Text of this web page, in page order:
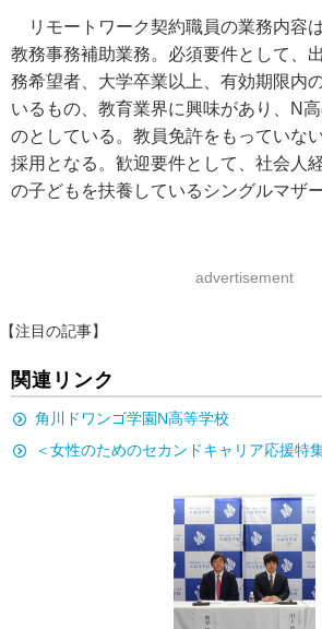
リモートワーク契約職員の業務内容
教務事務補助業務。必須要件として、
務希望者、大学卒業以上、有効期限内
いるもの、教育業界に興味があり、N
のとしている。教員免許をもっていな
採用となる。歓迎要件として、社会人
の子どもを扶養しているシングルマザ
advertisement
【注目の記事】
関連リンク
角川ドワンゴ学園N高等学校
＜女性のためのセカンドキャリア応援特